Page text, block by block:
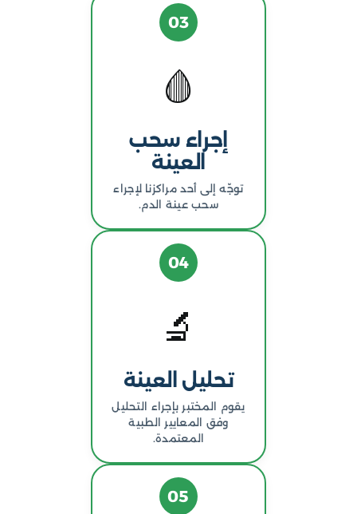
03
🩸
إجراء سحب
العينة
توجّه إلى أحد مراكزنا لإجراء
سحب عينة الدم.
04
🔬
تحليل العينة
يقوم المختبر بإجراء التحليل
وفق المعايير الطبية
المعتمدة.
05